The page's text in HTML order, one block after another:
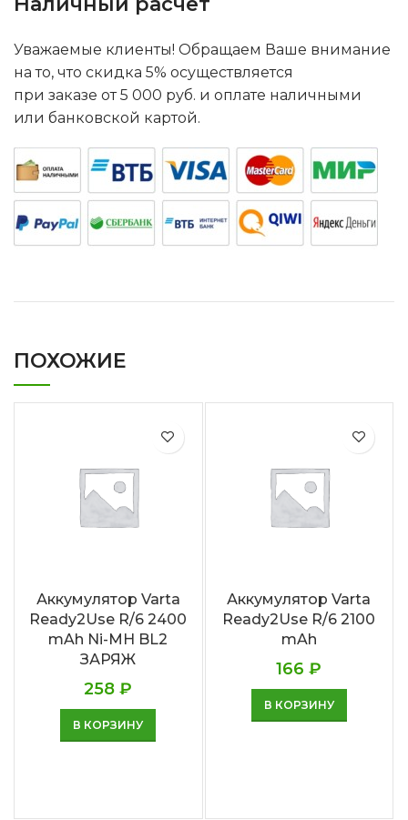
Уважаемые клиенты! Обращаем Ваше внимание
на то, что скидка 5% осуществляется
при заказе от 5 000 руб. и оплате наличными
или банковской картой.
ПОХОЖИЕ
Аккумулятор Varta
Ready2Use R/6 2400
mAh Ni-MH BL2
ЗАРЯЖ
258₽
В КОРЗИНУ
Аккумулятор Varta
Ready2Use R/6 2100
mAh
166₽
В КОРЗИНУ